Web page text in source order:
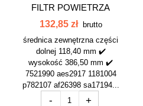
FILTR POWIETRZA
WEWNĘTRZNY...
132,85 zł brutto
średnica zewnętrzna części
dolnej 118,40 mm ✔️
wysokość 386,50 mm ✔️
7521990 aes2917 1181004
p782107 af26398 sa17194...
- +